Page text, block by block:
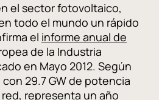
el sector fotovoltaico,
todo el mundo un rápido
el informe anual de
de la Industria
en Mayo 2012. Según
29.7 GW de potencia
representa un año